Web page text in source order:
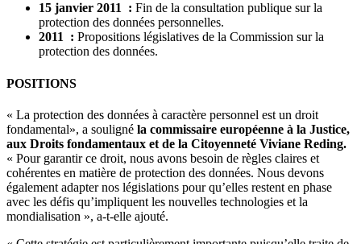
15 janvier 2011 : Fin de la consultation publique sur la
protection des données personnelles.
2011 : Propositions législatives de la Commission sur la
protection des données.
POSITIONS
« La protection des données à caractère personnel est un droit
fondamental», a souligné la commissaire européenne à la Justice,
aux Droits fondamentaux et de la Citoyenneté Viviane Reding.
« Pour garantir ce droit, nous avons besoin de règles claires et
cohérentes en matière de protection des données. Nous devons
également adapter nos législations pour qu’elles restent en phase
avec les défis qu’impliquent les nouvelles technologies et la
mondialisation », a-t-elle ajouté.